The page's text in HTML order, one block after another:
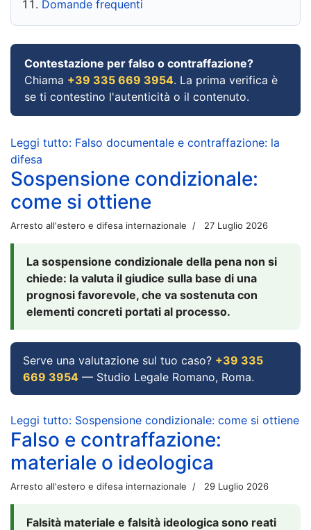
Domande frequenti
Contestazione per falso o contraffazione?
Chiama +39 335 669 3954. La prima verifica è
se ti contestino l'autenticità o il contenuto.
Leggi tutto: Falso documentale e contraffazione: la
difesa
Sospensione condizionale:
come si ottiene
Arresto all'estero e difesa internazionale 27 Luglio 2026
La sospensione condizionale della pena non si
chiede: la valuta il giudice sulla base di una
prognosi favorevole, che va sostenuta con
elementi concreti portati al processo.
Serve una valutazione sul tuo caso? +39 335
669 3954 — Studio Legale Romano, Roma.
Leggi tutto: Sospensione condizionale: come si ottiene
Falso e contraffazione:
materiale o ideologica
Arresto all'estero e difesa internazionale 29 Luglio 2026
Falsità materiale e falsità ideologica sono reati